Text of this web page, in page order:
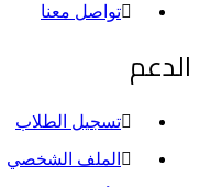
تواصل معنا
الدعم
تسجيل الطلاب
الملف الشخصي